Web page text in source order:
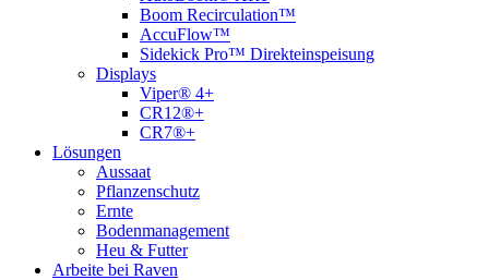
Boom Recirculation™
AccuFlow™
Sidekick Pro™ Direkteinspeisung
Displays
Viper® 4+
CR12®+
CR7®+
Lösungen
Aussaat
Pflanzenschutz
Ernte
Bodenmanagement
Heu & Futter
Arbeite bei Raven